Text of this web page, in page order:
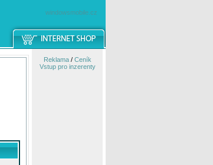
windowsmobile.cz
Reklama/ Ceník
Vstup pro inzerenty